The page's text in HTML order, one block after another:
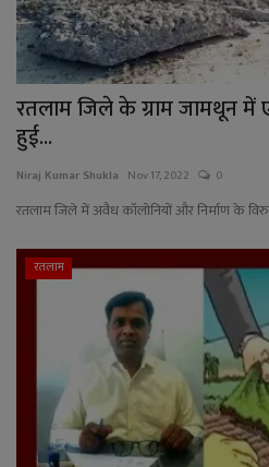
रतलाम जिले के ग्राम जामथून
हुई...
Niraj Kumar Shukla Nov 17, 2022 0
रतलाम जिले में अवैध कॉलोनियों और निर्माण के
रतलाम